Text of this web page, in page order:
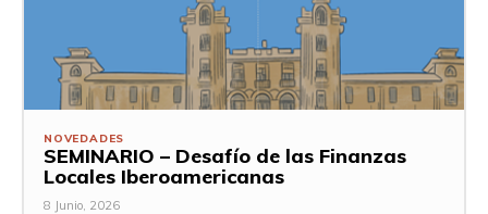
NOVEDADES
SEMINARIO – Desafío de las Finanzas
Locales Iberoamericanas
8 Junio, 2026